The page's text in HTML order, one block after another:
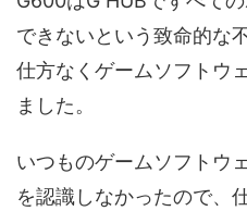
できないという致命的な
仕方なくゲームソフトウ
ました。
いつものゲームソフトウ
を認識しなかったので、